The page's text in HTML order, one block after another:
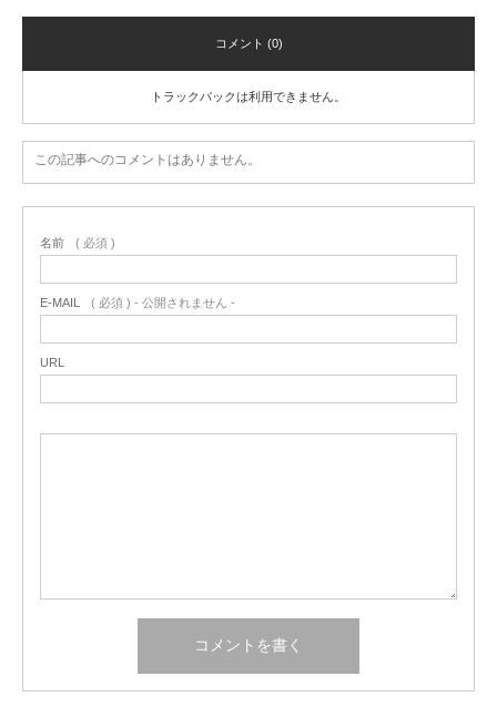
コメント (0)
トラックバックは利用できません。
この記事へのコメントはありません。
名前 ( 必須 )
E-MAIL ( 必須 ) - 公開されません -
URL